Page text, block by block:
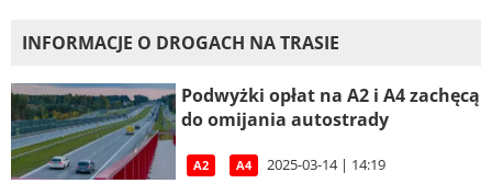
INFORMACJE O DROGACH NA TRASIE
Podwyżki opłat na A2 i A4 zachęcą
do omijania autostrady
A2 A4 2025-03-14 | 14:19